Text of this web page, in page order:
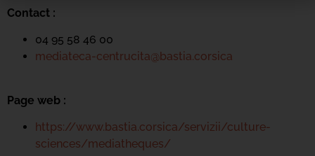
Contact :
04 95 58 46 00
mediateca-centrucita@bastia.corsica
Page web :
https://www.bastia.corsica/servizii/culture-
sciences/mediatheques/